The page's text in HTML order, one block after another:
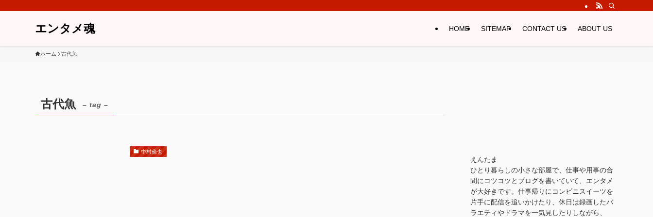
エンタメ魂 HOME SITEMAP CONTACT US ABOUT US
ホーム 古代魚
古代魚 – tag –
中村倫也
えんたま
ひとり暮らしの小さな部屋で、仕事や用事の合
間にコツコツとブログを書いていて、エンタメ
が大好きです。仕事帰りにコンビニスイーツを
片手に配信を追いかけたり、休日は録画したバ
ラエティやドラマを一気見したりしながら、